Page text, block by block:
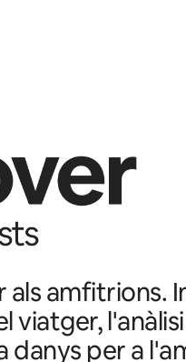
amfitrions.
danys per a